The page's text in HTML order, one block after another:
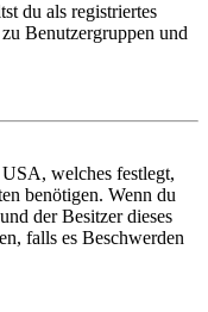
du als registriertes
Benutzergruppen und
welches festlegt,
benötigen. Wenn du
der Besitzer dieses
falls es Beschwerden